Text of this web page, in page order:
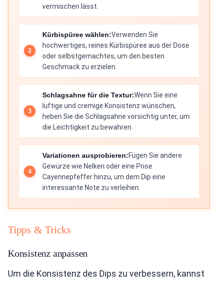
vermischen lässt.
Kürbispüree wählen:Verwenden Sie
hochwertiges, reines Kürbispüree aus der Dose
oder selbstgemachtes, um den besten
Geschmack zu erzielen.
Schlagsahne für die Textur:Wenn Sie eine
luftige und cremige Konsistenz wünschen,
heben Sie die Schlagsahne vorsichtig unter, um
die Leichtigkeit zu bewahren.
Variationen ausprobieren:Fügen Sie andere
Gewürze wie Nelken oder eine Prise
Cayennepfeffer hinzu, um dem Dip eine
interessante Note zu verleihen.
Tipps & Tricks
Konsistenz anpassen
Um die Konsistenz des Dips zu verbessern, kannst